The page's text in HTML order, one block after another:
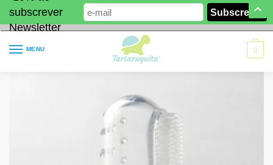
subscrever
Newsletter
MENU 0